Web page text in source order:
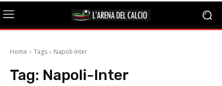
Home Tags Napoli-Inter
Tag: Napoli-Inter